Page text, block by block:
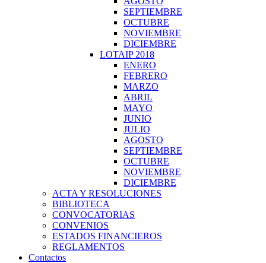
SEPTIEMBRE
OCTUBRE
NOVIEMBRE
DICIEMBRE
LOTAIP 2018
ENERO
FEBRERO
MARZO
ABRIL
MAYO
JUNIO
JULIO
AGOSTO
SEPTIEMBRE
OCTUBRE
NOVIEMBRE
DICIEMBRE
ACTA Y RESOLUCIONES
BIBLIOTECA
CONVOCATORIAS
CONVENIOS
ESTADOS FINANCIEROS
REGLAMENTOS
Contactos